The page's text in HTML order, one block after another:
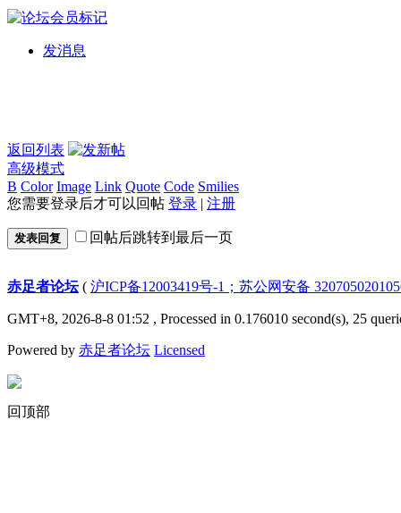
发消息
返回列表
高级模式
B Color Image Link Quote Code Smilies
您需要登录后才可以回帖 登录 | 注册
发表回复 回帖后跳转到最后一页
赤足者论坛( 沪ICP备12003419号-1；苏公网安备
GMT+8, 2026-8-8 01:52 , Processed in 0.176010 second(s), 25
Powered by 赤足者论坛 Licensed
回顶部